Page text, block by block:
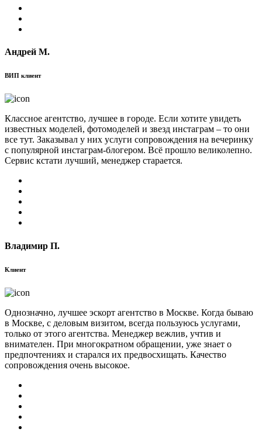
Андрей М.
ВИП клиент
Классное агентство, лучшее в городе. Если хотите увидеть
известных моделей, фотомоделей и звезд инстаграм – то они
все тут. Заказывал у них услуги сопровождения на вечеринку
с популярной инстаграм-блогером. Всё прошло великолепно.
Сервис кстати лучший, менеджер старается.
Владимир П.
Клиент
Однозначно, лучшее эскорт агентство в Москве. Когда бываю
в Москве, с деловым визитом, всегда пользуюсь услугами,
только от этого агентства. Менеджер вежлив, учтив и
внимателен. При многократном обращении, уже знает о
предпочтениях и старался их предвосхищать. Качество
сопровождения очень высокое.